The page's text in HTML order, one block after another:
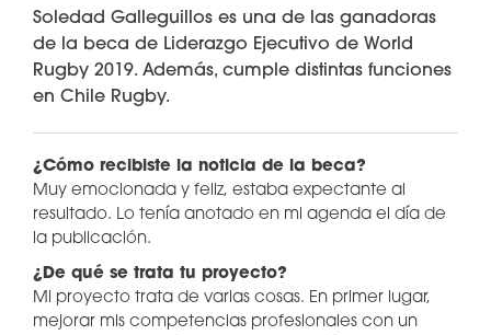
Soledad Galleguillos es una de las ganadoras
de la beca de Liderazgo Ejecutivo de World
Rugby 2019. Además, cumple distintas funciones
en Chile Rugby.
¿Cómo recibiste la noticia de la beca?
Muy emocionada y feliz, estaba expectante al
resultado. Lo tenía anotado en mi agenda el día de
la publicación.
¿De qué se trata tu proyecto?
Mi proyecto trata de varias cosas. En primer lugar,
mejorar mis competencias profesionales con un